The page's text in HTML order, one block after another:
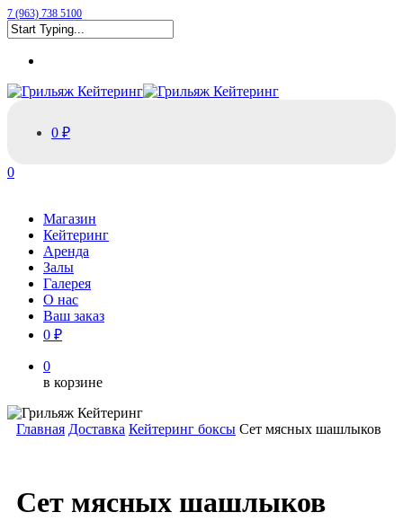
Skip
to
content
7 (963) 738 5100
Search
0 ₽
0
Магазин
Кейтеринг
Аренда
Залы
Галерея
О нас
Ваш заказ
0 ₽
0
в корзине
Главная Доставка Кейтеринг боксы Сет мясных шашлыков
Сет мясных шашлыков